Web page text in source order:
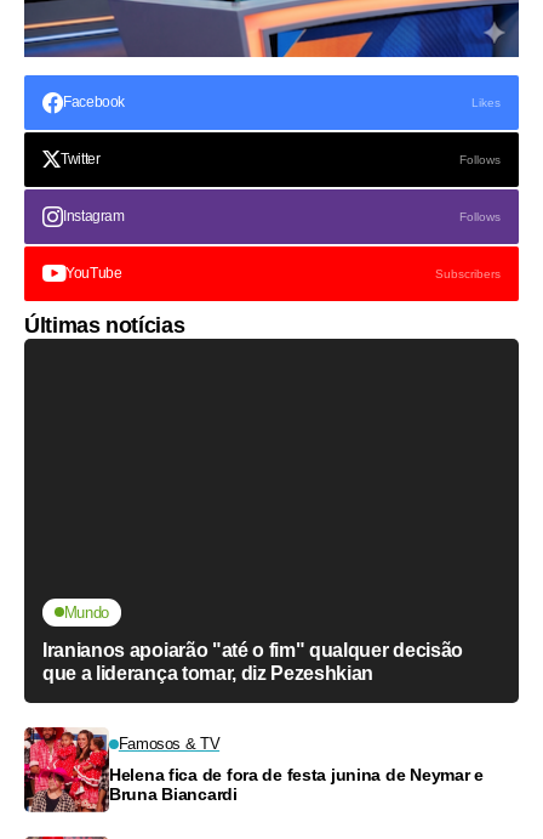
Facebook Likes
Twitter Follows
Instagram Follows
YouTube Subscribers
Últimas notícias
Mundo
Iranianos apoiarão "até o fim" qualquer decisão
que a liderança tomar, diz Pezeshkian
Famosos & TV
Helena fica de fora de festa junina de Neymar e
Bruna Biancardi